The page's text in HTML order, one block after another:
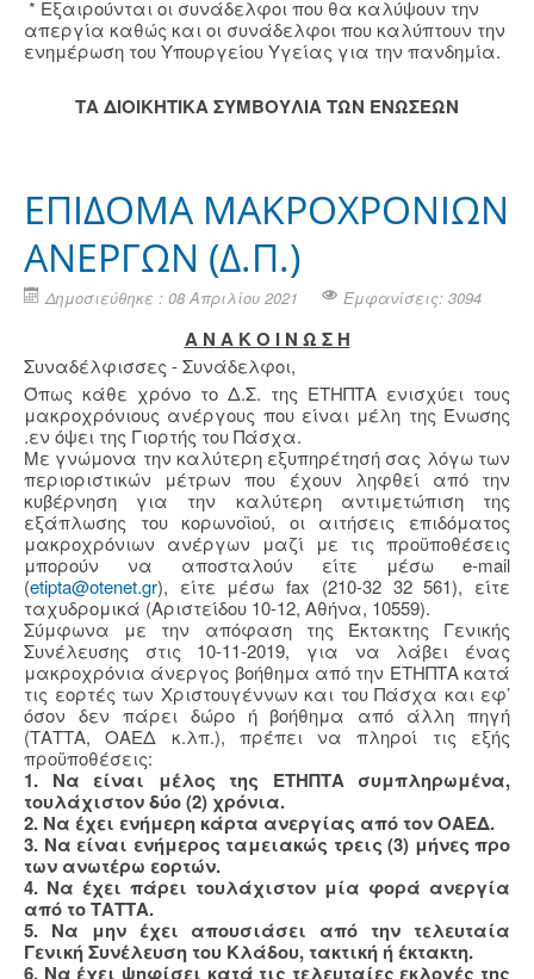
* Εξαιρούνται οι συνάδελφοι που θα καλύψουν την
απεργία καθώς και οι συνάδελφοι που καλύπτουν την
ενημέρωση του Υπουργείου Υγείας για την πανδημία.
ΤΑ ΔΙΟΙΚΗΤΙΚΑ ΣΥΜΒΟΥΛΙΑ ΤΩΝ ΕΝΩΣΕΩΝ
ΕΠΙΔΟΜΑ ΜΑΚΡΟΧΡΟΝΙΩΝ
ΑΝΕΡΓΩΝ (Δ.Π.)
Δημοσιεύθηκε : 08 Απριλίου 2021 Εμφανίσεις: 3094
Α Ν Α Κ Ο Ι Ν Ω Σ Η
Συναδέλφισσες - Συνάδελφοι,
Όπως κάθε χρόνο το Δ.Σ. της ΕΤΗΠΤΑ ενισχύει τους
μακροχρόνιους ανέργους που είναι μέλη της Ένωσης
.εν όψει της Γιορτής του Πάσχα.
Με γνώμονα την καλύτερη εξυπηρέτησή σας λόγω των
περιοριστικών μέτρων που έχουν ληφθεί από την
κυβέρνηση για την καλύτερη αντιμετώπιση της
εξάπλωσης του κορωνοϊού, οι αιτήσεις επιδόματος
μακροχρόνιων ανέργων μαζί με τις προϋποθέσεις
μπορούν να αποσταλούν είτε μέσω e-mail
(etipta@otenet.gr), είτε μέσω fax (210-32 32 561), είτε
ταχυδρομικά (Αριστείδου 10-12, Αθήνα, 10559).
Σύμφωνα με την απόφαση της Έκτακτης Γενικής
Συνέλευσης στις 10-11-2019, για να λάβει ένας
μακροχρόνια άνεργος βοήθημα από την ΕΤΗΠΤΑ κατά
τις εορτές των Χριστουγέννων και του Πάσχα και εφ’
όσον δεν πάρει δώρο ή βοήθημα από άλλη πηγή
(ΤΑΤΤΑ, ΟΑΕΔ κ.λπ.), πρέπει να πληροί τις εξής
προϋποθέσεις:
1. Να είναι μέλος της ΕΤΗΠΤΑ συμπληρωμένα,
τουλάχιστον δύο (2) χρόνια.
2. Να έχει ενήμερη κάρτα ανεργίας από τον ΟΑΕΔ.
3. Να είναι ενήμερος ταμειακώς τρεις (3) μήνες προ
των ανωτέρω εορτών.
4. Να έχει πάρει τουλάχιστον μία φορά ανεργία
από το ΤΑΤΤΑ.
5. Να μην έχει απουσιάσει από την τελευταία
Γενική Συνέλευση του Κλάδου, τακτική ή έκτακτη.
6. Να έχει ψηφίσει κατά τις τελευταίες εκλογές της